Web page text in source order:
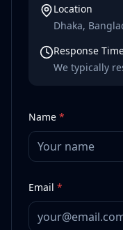
Location
Dhaka,
Response
We typically
Name *
Email *